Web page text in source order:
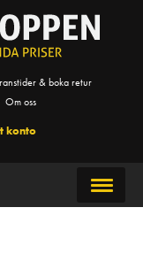
& boka retur
Om oss
konto